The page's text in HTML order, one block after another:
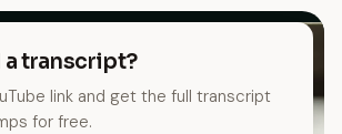
a transcript?
link and get the full transcript
for free.